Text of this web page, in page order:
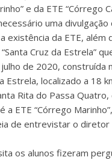
e da ETE “Córrego
uma divulgação
existência da ETE, além
Cruz da Estrela”
de 2020, construída
Estrela, localizado a 18
Rita do Passa
a ETE “Córrego
de entrevistar o diretor
os alunos fizeram